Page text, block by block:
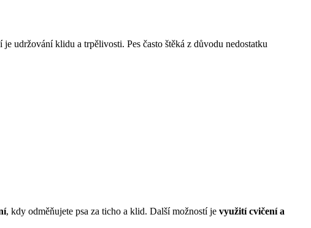
udržování klidu a trpělivosti. Pes často štěká z důvodu nedostatku
, kdy odměňujete psa za ticho a klid. Další možností je využití cvičení a